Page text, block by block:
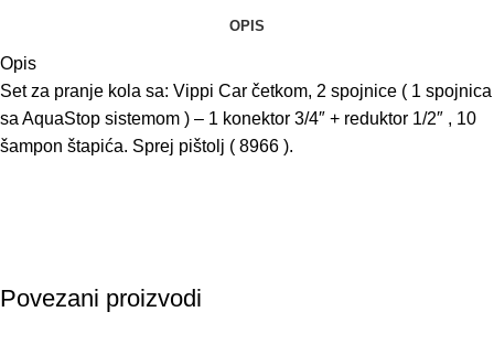
OPIS
Opis
Set za pranje kola sa: Vippi Car četkom, 2 spojnice ( 1 spojnica
sa AquaStop sistemom ) – 1 konektor 3/4″ + reduktor 1/2″ , 10
šampon štapića. Sprej pištolj ( 8966 ).
Povezani proizvodi